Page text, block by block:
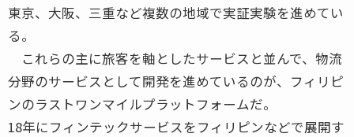
東京、大阪、三重など複数の地域で実証実験を進めてい
る。
これらの主に旅客を軸としたサービスと並んで、物流
分野のサービスとして開発を進めているのが、フィリピ
ンのラストワンマイルプラットフォームだ。
18年にフィンテックサービスをフィリピンなどで展開す